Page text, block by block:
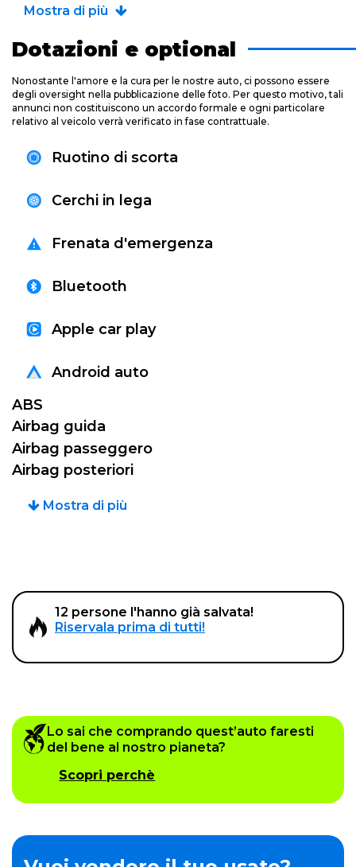
accattivante. Questo modello, spinto da un
efficiente motore diesel da 100 cavalli, offre
un'ottima combinazione di prestazioni
brillanti e consumi contenuti, rendendola
ideale per la guida quotidiana in città e per i
viaggi più lunghi. L'allestimento Edition, pur
essendo uno dei più accessibili, include già
dotazioni essenziali come il climatizzatore, un
e diversi sistemi di assistenza alla guida,
confortevole e sicura. La Corsa VI si conferma
un'auto affidabile e ben equipaggiata.
Mostra di più
Dotazioni e optional
Nonostante l'amore e la cura per le nostre auto, ci possono essere
degli oversight nella pubblicazione delle foto. Per questo motivo, tali
annunci non costituiscono un accordo formale e ogni particolare
relativo al veicolo verrà verificato in fase contrattuale.
Ruotino di scorta
Cerchi in lega
Frenata d'emergenza
Bluetooth
Apple car play
Android auto
ABS
Airbag guida
Airbag passeggero
Airbag posteriori
Mostra di più
12 persone l'hanno già salvata!
Riservala prima di tutti!
Lo sai che comprando quest’auto faresti
del bene al nostro pianeta?
Scopri perchè